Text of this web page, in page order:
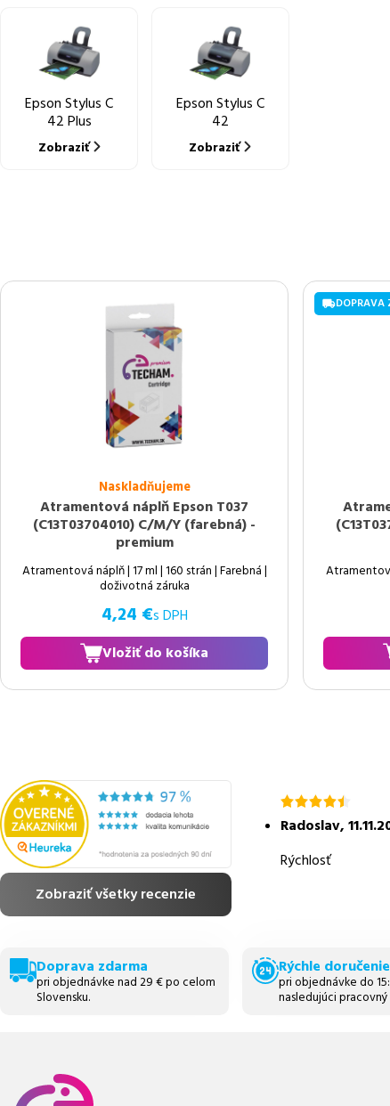
Epson Stylus C
42 Plus
Zobraziť
Epson Stylus C
42
Zobraziť
Naskladňujeme
Atramentová náplň Epson T037
(C13T03704010) C/M/Y (farebná) -
premium
Atramentová náplň | 17 ml | 160 strán | Farebná |
doživotná záruka
4,24 €s DPH
Vložiť do košíka
DOPRAVA
Zobraziť všetky recenzie
hodnotenie
4.5
5
Radoslav,
Rýchlosť
Doprava zdarma
pri objednávke nad 29 € po celom
Slovensku.
Rýchle doručenie
pri objednávke do
nasledujúci